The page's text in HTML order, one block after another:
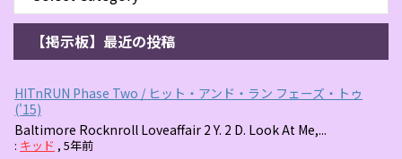
【掲示板】最近の投稿
HITnRUN Phase Two / ヒット・アンド・ラン フェーズ・トゥ
('15)
Baltimore Rocknroll Loveaffair 2 Y. 2 D. Look At Me,...
: キッド , 5年前